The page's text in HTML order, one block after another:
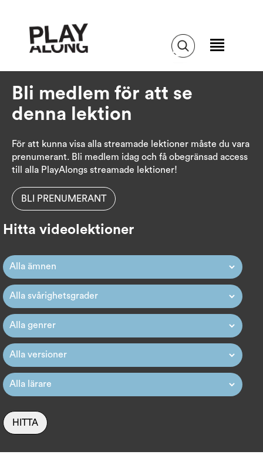
Bli medlem för att se
denna lektion
För att kunna visa alla streamade lektioner måste du vara
prenumerant. Bli medlem idag och få obegränsad access
till alla PlayAlongs streamade lektioner!
BLI PRENUMERANT
Hitta videolektioner
HITTA